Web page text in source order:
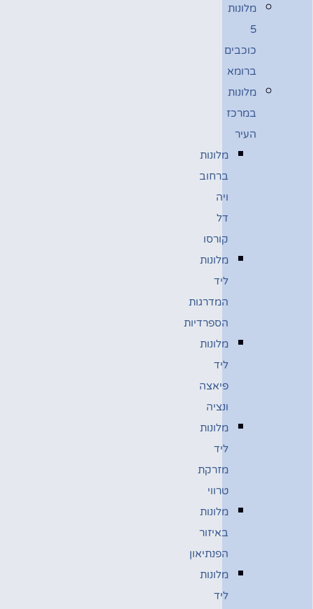
מלונות
5
כוכבים
ברומא
מלונות
במרכז
העיר
מלונות
ברחוב
ויה
דל
קורסו
מלונות
ליד
המדרגות
הספרדיות
מלונות
ליד
פיאצה
ונציה
מלונות
ליד
מזרקת
טרווי
מלונות
באיזור
הפנתיאון
מלונות
ליד